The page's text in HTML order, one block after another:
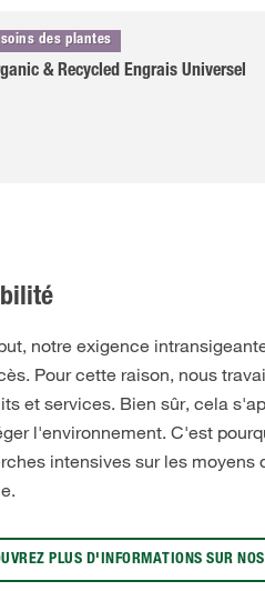
des plantes
& Recycled Engrais Universel
notre exigence
Pour cette raison, nous
et services. Bien sûr, cela
l'environnement. C'est
intensives sur les moyens
PLUS D'INFORMATIONS SUR